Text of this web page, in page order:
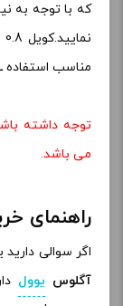
که با توجه به
نمایید.کویل 0.8 اهم مناسب استنشاق
مناسب استفاده
توجه داشته
می باشد.
راهنمای
اگر سوالی
آگلوس یوول